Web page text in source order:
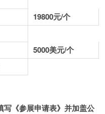
19800元/个
5000美元/个
写《参展申请表》并加盖公